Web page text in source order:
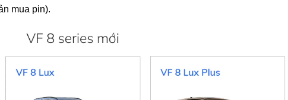
mua pin).